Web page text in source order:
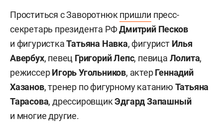
Проститься с Заворотнюк пришли пресс-
секретарь президента РФДмитрий Песков
и фигуристкаТатьяна Навка, фигурист Илья
Авербух, певец Григорий Лепс, певица Лолита,
режиссерИгорь Угольников, актерГеннадий
Хазанов, тренер по фигурному катанию Татьяна
Тарасова, дрессировщикЭдгард Запашный
и многие другие.